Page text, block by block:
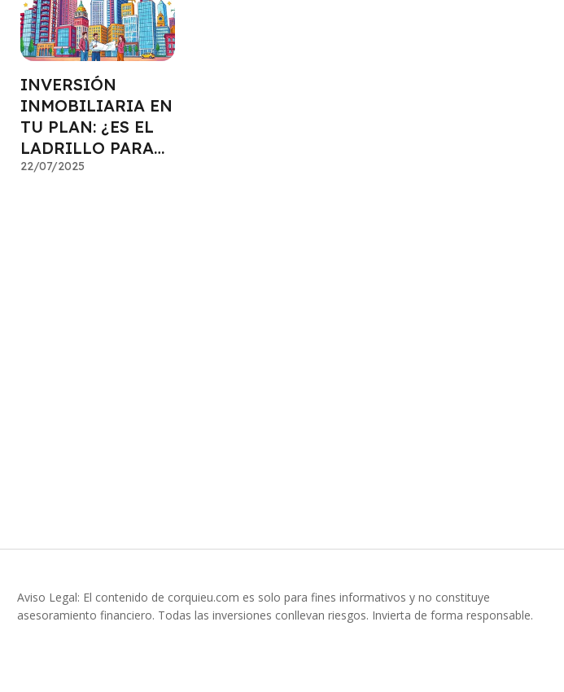
INVERSIÓN
INMOBILIARIA EN
TU PLAN: ¿ES EL
LADRILLO PARA
TI?
22/07/2025
Aviso Legal: El contenido de corquieu.com es solo para fines informativos y no constituye
asesoramiento financiero. Todas las inversiones conllevan riesgos. Invierta de forma responsable.